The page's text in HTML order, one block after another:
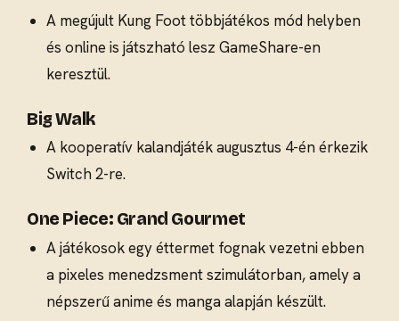
A megújult Kung Foot többjátékos mód helyben
és online is játszható lesz GameShare-en
keresztül.
Big Walk
A kooperatív kalandjáték augusztus 4-én érkezik
Switch 2-re.
One Piece: Grand Gourmet
A játékosok egy éttermet fognak vezetni ebben
a pixeles menedzsment szimulátorban, amely a
népszerű anime és manga alapján készült.